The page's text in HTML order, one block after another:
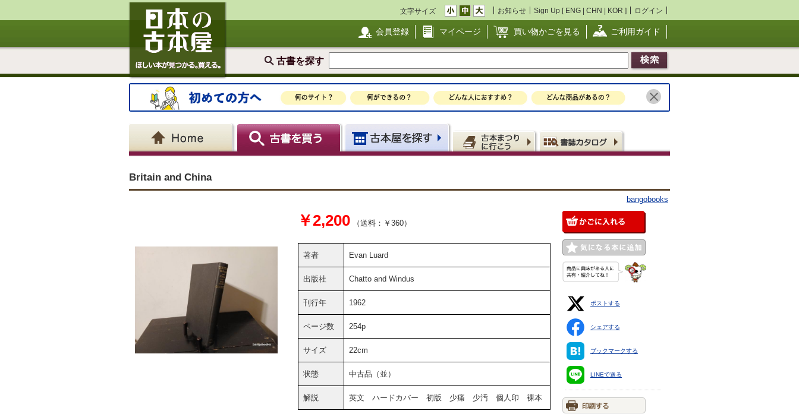
文字サイズ お知らせ Sign Up [ ENG | CHN | KOR ] ログイン
会員登録 マイページ 買い物かごを見る ご利用ガイド
古書を探す
Britain and China
bangobooks
￥2,200 （送料：￥360）
著者 Evan Luard
出版社 Chatto and Windus
刊行年 1962
ページ数 254p
サイズ 22cm
状態 中古品（並）
解説 英文 ハードカバー 初版 少痛 少汚 個人印 裸本
ポストする
シェアする
ブックマークする
LINEで送る